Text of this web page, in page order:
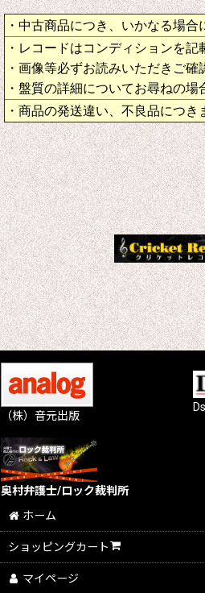
・中古商品につき、いかなる場
・レコードはコンディションを
・画像等必ずお読みいただきご確
・盤質の詳細についてお尋ねの場
・商品の発送違い、不良品につ
（株）音元出版
奥村弁護士/ロック裁判所
ホーム
ショッピングカート
マイページ